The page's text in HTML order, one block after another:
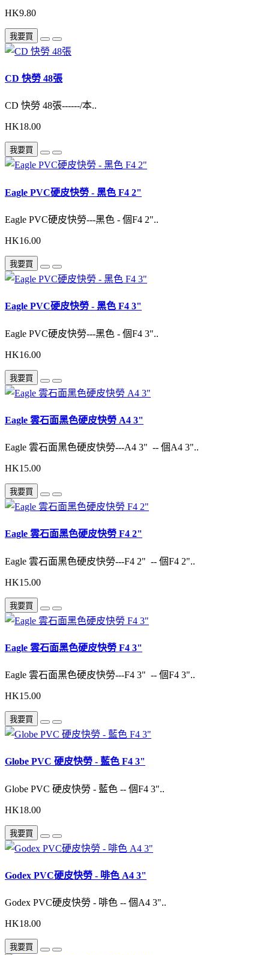
HK9.80
我要買
CD 快勞 48張
CD 快勞 48張------/本..
HK18.00
我要買
Eagle PVC硬皮快勞 - 黑色 F4 2"
Eagle PVC硬皮快勞---黑色 - 個F4 2"..
HK16.00
我要買
Eagle PVC硬皮快勞 - 黑色 F4 3"
Eagle PVC硬皮快勞---黑色 - 個F4 3"..
HK16.00
我要買
Eagle 雲石面黑色硬皮快勞 A4 3"
Eagle 雲石面黑色硬皮快勞---A4 3" -- 個A4 3"..
HK15.00
我要買
Eagle 雲石面黑色硬皮快勞 F4 2"
Eagle 雲石面黑色硬皮快勞---F4 2" -- 個F4 2"..
HK15.00
我要買
Eagle 雲石面黑色硬皮快勞 F4 3"
Eagle 雲石面黑色硬皮快勞---F4 3" -- 個F4 3"..
HK15.00
我要買
Globe PVC 硬皮快勞 - 藍色 F4 3"
Globe PVC 硬皮快勞 - 藍色 -- 個F4 3"..
HK18.00
我要買
Godex PVC硬皮快勞 - 啡色 A4 3"
Godex PVC硬皮快勞 - 啡色 -- 個A4 3"..
HK18.00
我要買